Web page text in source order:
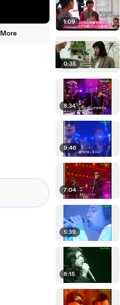
More
1:09
0:35
8:34
9:46
7:04
5:39
6:15